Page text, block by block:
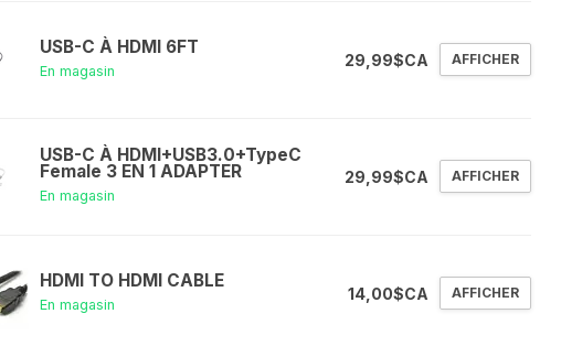
USB-C À HDMI 6FT
En magasin
29,99$CA AFFICHER
USB-C À HDMI+USB3.0+TypeC
Female 3 EN 1 ADAPTER
En magasin
29,99$CA AFFICHER
HDMI TO HDMI CABLE
En magasin
14,00$CA AFFICHER